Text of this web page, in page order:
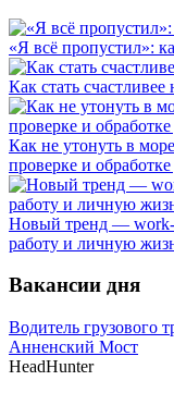
«Я всё пропустил»:
Как стать счастливее
Как не утонуть в
проверке и
Новый тренд — work-
работу и личную
Вакансии дня
Водитель грузового
Анненский Мост
HeadHunter